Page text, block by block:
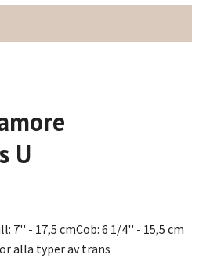
U
7'' - 17,5 cmCob: 6 1/4'' - 15,5 cm
alla typer av träns